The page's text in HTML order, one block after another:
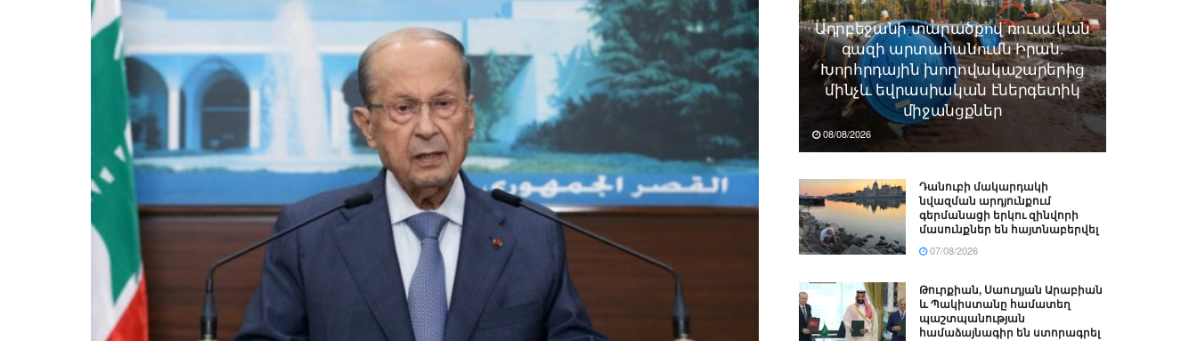
Ադրբեջանի տարածքով ռուսական
գազի արտահանումն Իրան.
Խորհրդային խողովակաշարերից
մինչև եվրասիական էներգետիկ
միջանցքներ
08/08/2026
Դանուբի մակարդակի
նվազման արդյունքում
գերմանացի երկու զինվորի
մասունքներ են հայտնաբերվել
07/08/2026
Թուրքիան, Սաուդյան Արաբիան
և Պակիստանը համատեղ
պաշտպանության
համաձայնագիր են ստորագրել